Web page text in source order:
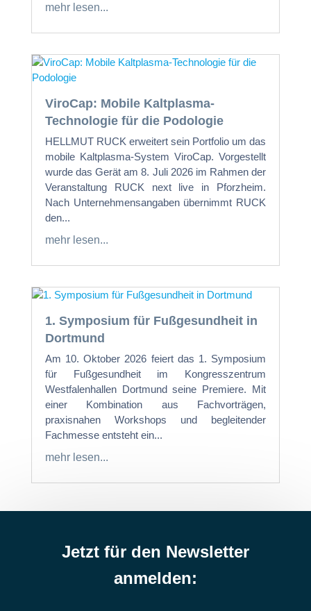
mehr lesen...
ViroCap: Mobile Kaltplasma-
Technologie für die Podologie
HELLMUT RUCK erweitert sein Portfolio um das
mobile Kaltplasma-System ViroCap. Vorgestellt
wurde das Gerät am 8. Juli 2026 im Rahmen der
Veranstaltung RUCK next live in Pforzheim.
Nach Unternehmensangaben übernimmt RUCK
den...
mehr lesen...
1. Symposium für Fußgesundheit in
Dortmund
Am 10. Oktober 2026 feiert das 1. Symposium
für Fußgesundheit im Kongresszentrum
Westfalenhallen Dortmund seine Premiere. Mit
einer Kombination aus Fachvorträgen,
praxisnahen Workshops und begleitender
Fachmesse entsteht ein...
mehr lesen...
Jetzt für den Newsletter
anmelden: